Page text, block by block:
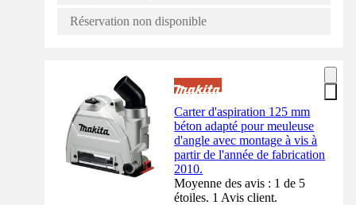
Réservation non disponible
Carter d'aspiration 125 mm
béton adapté pour meuleuse
d'angle avec montage à vis à
partir de l'année de fabrication
2010.
Moyenne des avis : 1 de 5
étoiles. 1 Avis client.